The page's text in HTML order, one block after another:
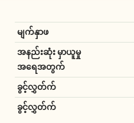
မျက်နှာဖ
အနည်းဆုံး မှာယူမှု
အရေအတွက်
ခွင့်လွှတ်က်
ခွင့်လွှတ်က်